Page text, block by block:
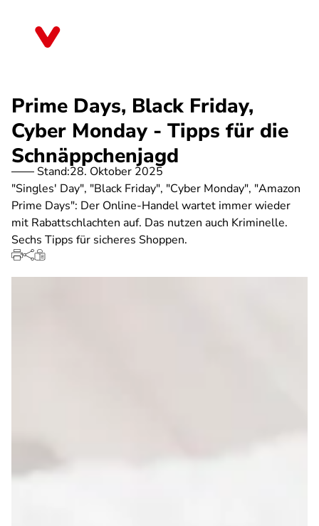
Prime Days, Black Friday,
Cyber Monday - Tipps für die
Schnäppchenjagd
Stand:28. Oktober 2025
"Singles' Day", "Black Friday", "Cyber Monday", "Amazon
Prime Days": Der Online-Handel wartet immer wieder
mit Rabattschlachten auf. Das nutzen auch Kriminelle.
Sechs Tipps für sicheres Shoppen.